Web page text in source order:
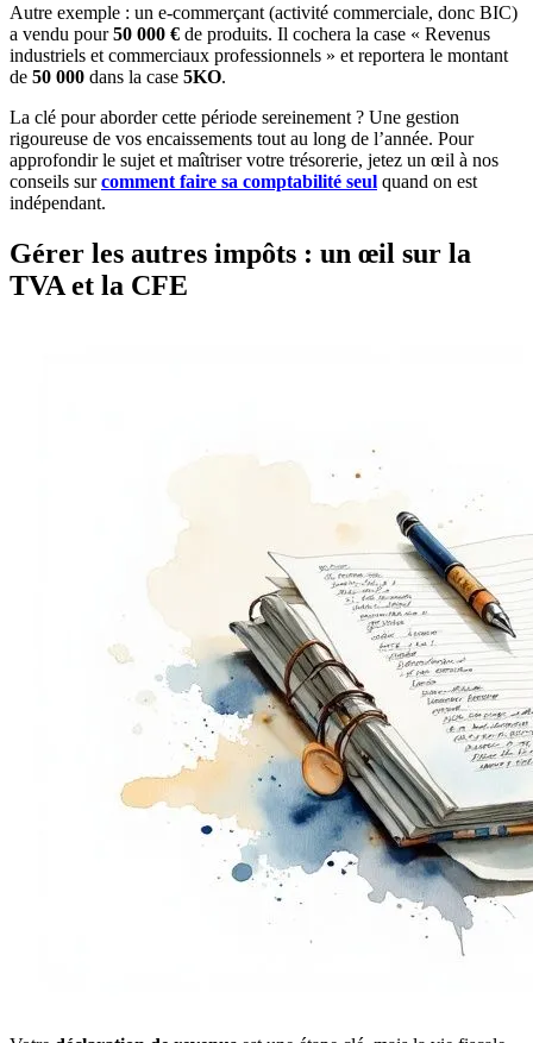
Autre exemple : un e-commerçant (activité commerciale, donc BIC)
a vendu pour50 000 € de produits. Il cochera la case « Revenus
industriels et commerciaux professionnels » et reportera le montant
de 50 000 dans la case 5KO.
La clé pour aborder cette période sereinement ? Une gestion
rigoureuse de vos encaissements tout au long de l’année. Pour
approfondir le sujet et maîtriser votre trésorerie, jetez un œil à nos
conseils surcomment faire sa comptabilité seul quand on est
indépendant.
Gérer les autres impôts : un œil sur la
TVA et la CFE